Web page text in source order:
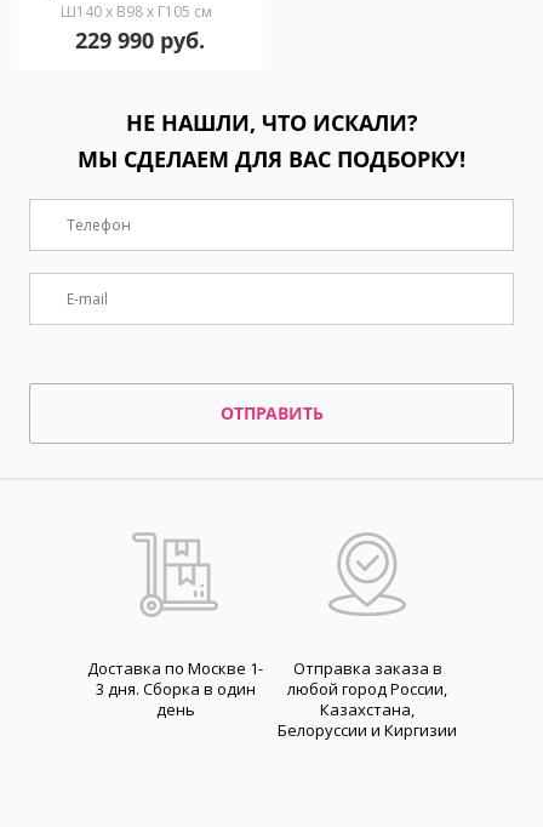
Ш140 x В98 x Г105 см
229 990 руб.
НЕ НАШЛИ, ЧТО ИСКАЛИ?
МЫ СДЕЛАЕМ ДЛЯ ВАС ПОДБОРКУ!
ОТПРАВИТЬ
Доставка по Москве 1-
3 дня. Cборка в один
день
Отправка заказа в
любой город России,
Казахстана,
Белоруссии и Киргизии